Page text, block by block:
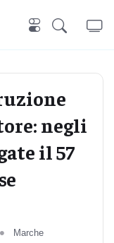
negli
il 57
Marche